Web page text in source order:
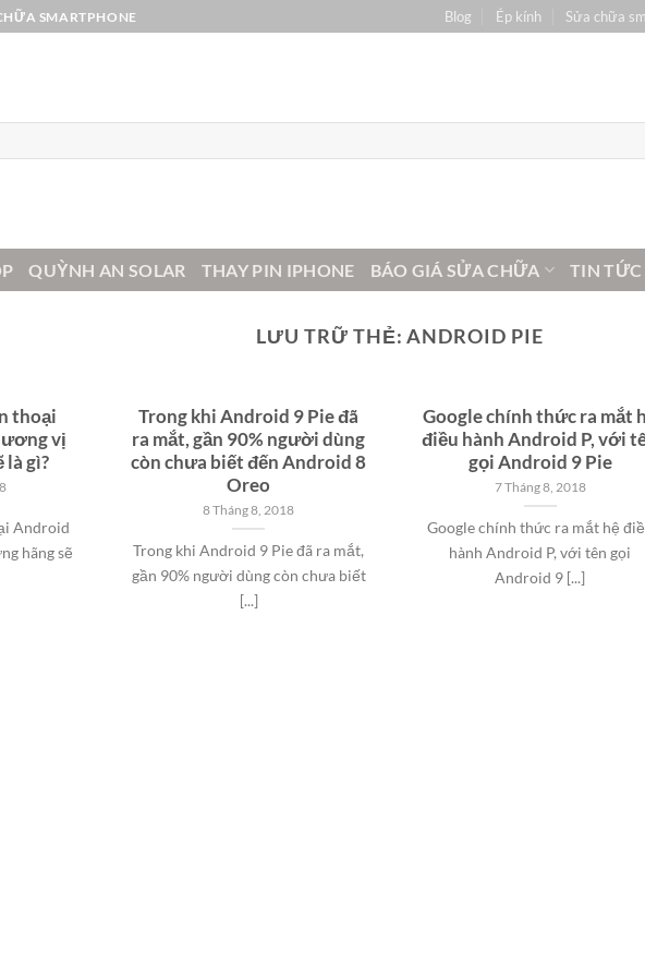
SMARTPHONE Blog Ép kính Sửa chữa
QUỲNH AN SOLAR THAY PIN IPHONE BÁO GIÁ SỬA CHỮA TIN TỨC
LƯU TRỮ THẺ:ANDROID PIE
thoại
vị
là gì?
Android
hãng sẽ
Trong khi Android 9 Pie đã
ra mắt, gần 90% người dùng
còn chưa biết đến Android 8
Oreo
8 Tháng 8, 2018
Trong khi Android 9 Pie đã ra mắt,
gần 90% người dùng còn chưa biết
[...]
Google chính thức ra mắt
điều hành Android P, với
gọi Android 9 Pie
7 Tháng 8, 2018
Google chính thức ra mắt hệ
hành Android P, với tên gọi
Android 9 [...]